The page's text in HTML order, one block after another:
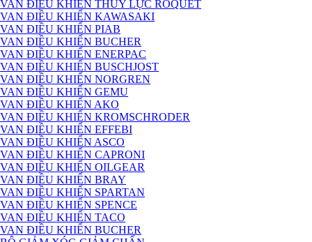
VAN ĐIỀU KHIỂN THỦY LỰC ROQUET
VAN ĐIỀU KHIỂN KAWASAKI
VAN ĐIỀU KHIỂN PIAB
VAN ĐIỀU KHIỂN BUCHER
VAN ĐIỀU KHIỂN ENERPAC
VAN ĐIỀU KHIỂN BUSCHJOST
VAN ĐIỀU KHIỂN NORGREN
VAN ĐIỀU KHIỂN GEMU
VAN ĐIỀU KHIỂN AKO
VAN ĐIỀU KHIỂN KROMSCHRODER
VAN ĐIỀU KHIỂN EFFEBI
VAN ĐIỀU KHIỂN ASCO
VAN ĐIỀU KHIỂN CAPRONI
VAN ĐIỀU KHIỂN OILGEAR
VAN ĐIỀU KHIỂN BRAY
VAN ĐIỀU KHIỂN SPARTAN
VAN ĐIỀU KHIỂN SPENCE
VAN ĐIỀU KHIỂN TACO
VAN ĐIỀU KHIỂN BUCHER